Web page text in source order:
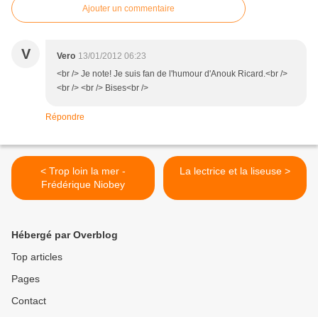
Ajouter un commentaire
V Vero 13/01/2012 06:23
<br /> Je note! Je suis fan de l'humour d'Anouk Ricard.<br />
<br /> <br /> Bises<br />
Répondre
< Trop loin la mer -
Frédérique Niobey
La lectrice et la liseuse >
Hébergé par Overblog
Top articles
Pages
Contact